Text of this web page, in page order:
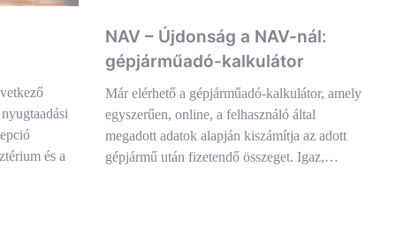
és a
NAV – Újdonság a NAV-nál:
gépjárműadó-kalkulátor
Már elérhető a gépjárműadó-kalkulátor, amely
egyszerűen, online, a felhasználó által
megadott adatok alapján kiszámítja az adott
gépjármű után fizetendő összeget. Igaz,…